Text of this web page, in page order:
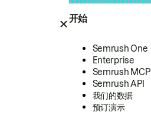
开始
Semrush One
Enterprise
Semrush MCP
Semrush API
我们的数据
预订演示